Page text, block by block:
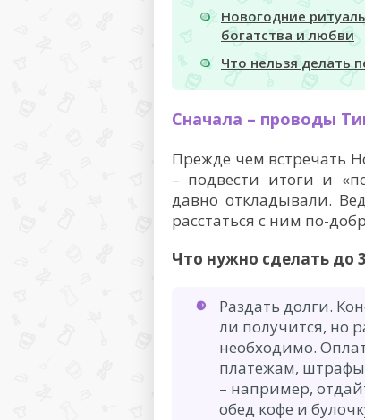
Новогодние
богатства и любви
Что нельзя делать
Сначала – проводы
Прежде чем встречать
– подвести итоги и
давно откладывали.
расстаться с ним по-
Что нужно сделать до
Раздать долги.
ли получится, но
необходимо.
платежам, штрафы
– например,
обед кофе и